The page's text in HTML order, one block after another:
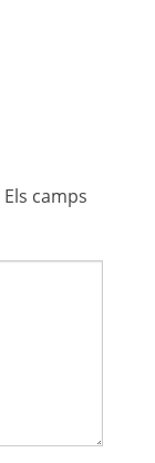
Els camps